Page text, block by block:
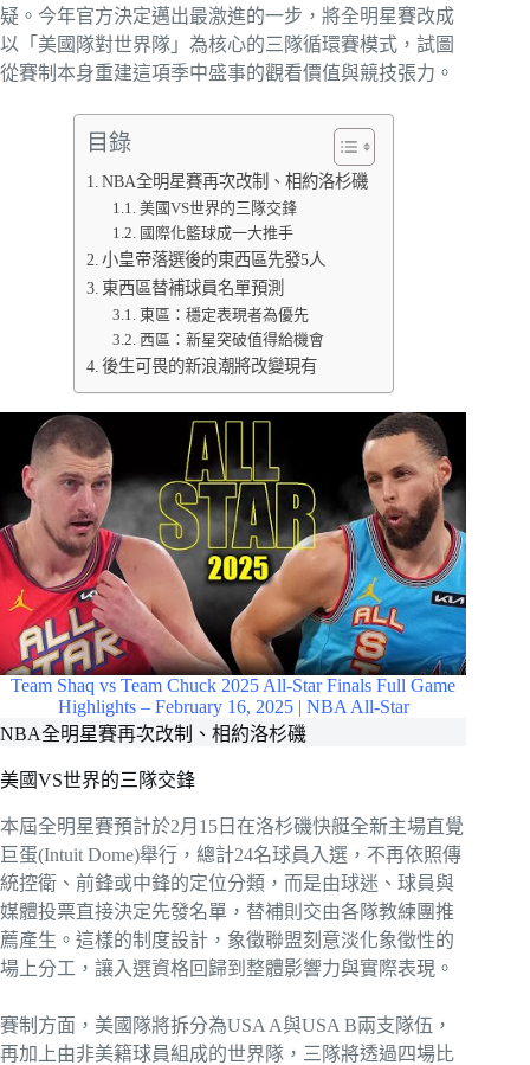
疑。今年官方決定邁出最激進的一步，將全明星賽改成
以「美國隊對世界隊」為核心的三隊循環賽模式，試圖
從賽制本身重建這項季中盛事的觀看價值與競技張力。
目錄
NBA全明星賽再次改制、相約洛杉磯
美國VS世界的三隊交鋒
國際化籃球成一大推手
小皇帝落選後的東西區先發5人
東西區替補球員名單預測
東區：穩定表現者為優先
西區：新星突破值得給機會
後生可畏的新浪潮將改變現有
Team Shaq vs Team Chuck 2025 All-Star Finals Full Game
Highlights – February 16, 2025 | NBA All-Star
NBA全明星賽再次改制、相約洛杉磯
美國VS世界的三隊交鋒
本屆全明星賽預計於2月15日在洛杉磯快艇全新主場直覺
巨蛋(Intuit Dome)舉行，總計24名球員入選，不再依照傳
統控衛、前鋒或中鋒的定位分類，而是由球迷、球員與
媒體投票直接決定先發名單，替補則交由各隊教練團推
薦產生。這樣的制度設計，象徵聯盟刻意淡化象徵性的
場上分工，讓入選資格回歸到整體影響力與實際表現。
賽制方面，美國隊將拆分為USA A與USA B兩支隊伍，
再加上由非美籍球員組成的世界隊，三隊將透過四場比